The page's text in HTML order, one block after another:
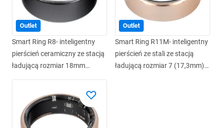
Outlet
Smart Ring R8- inteligentny
pierścień ceramiczny ze stacją
ładującą rozmiar 18mm
Outlet
Smart Ring R11M- inteligentny
pierścień ze stali ze stacją
ładującą rozmiar 7 (17,3mm)